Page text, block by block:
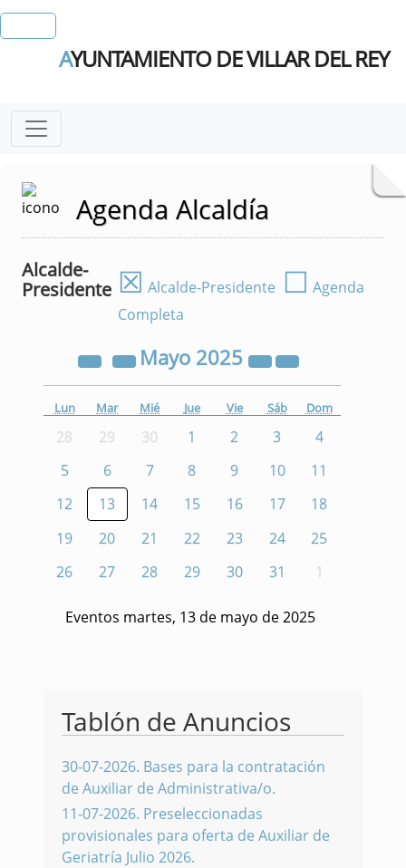
AYUNTAMIENTO DE VILLAR DEL REY
Agenda Alcaldía
Alcalde-
Presidente ☒ Alcalde-Presidente ☐ Agenda
Completa
Mayo 2025
Lun Mar Mié Jue Vie Sáb Dom
28 29 30 1 2 3
4
5
6 7 8 9 10
11
12
13 14 15 16 17
18
19
20 21 22 23 24
25
26
27 28 29 30 31 1
Eventos martes, 13 de mayo de 2025
Tablón de Anuncios
30-07-2026. Bases para la contratación
de Auxiliar de Administrativa/o.
11-07-2026. Preseleccionadas
provisionales para oferta de Auxiliar de
Geriatría Julio 2026.